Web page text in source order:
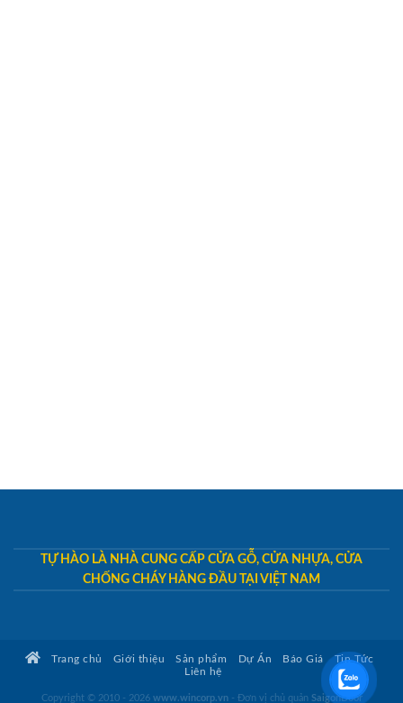
TỰ HÀO LÀ NHÀ CUNG CẤP CỬA GỖ, CỬA NHỰA, CỬA
CHỐNG CHÁY HÀNG ĐẦU TẠI VIỆT NAM
Trang chủ Giới thiệu Sản phẩm Dự Án Báo Giá
Tin Tức
Liên hệ
Copyright © 2010 - 2026 www.wincorp.vn- Đơn vị chủ quản SaigonDoor